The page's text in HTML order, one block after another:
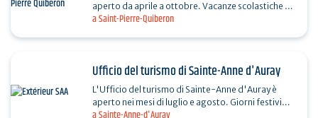
a Saint-Pierre-Quiberon
aperto da aprile a ottobre. Vacanze scolastiche e
giorni festivi: - 14/07 e 15/08: 9:30-13:00 -
Ufficio del turismo di Sainte-Anne d'Auray
L'Ufficio del turismo di Sainte-Anne d'Auray è
aperto nei mesi di luglio e agosto. Giorni festivi
14/07 e 15/08: 9:30-12:30 Domenica 26/07: dalle